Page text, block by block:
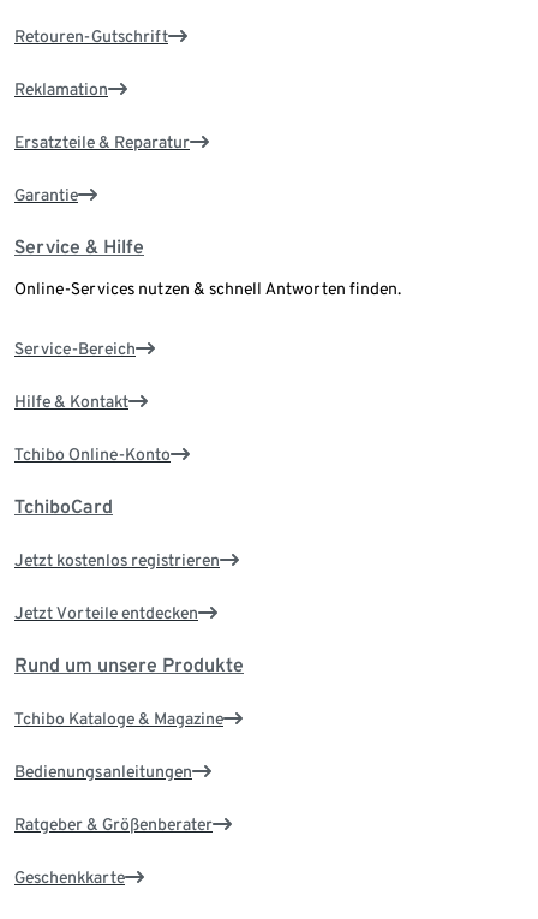
Retouren-Gutschrift
Reklamation
Ersatzteile & Reparatur
Garantie
Service & Hilfe
Online-Services nutzen & schnell Antworten finden.
Service-Bereich
Hilfe & Kontakt
Tchibo Online-Konto
TchiboCard
Jetzt kostenlos registrieren
Jetzt Vorteile entdecken
Rund um unsere Produkte
Tchibo Kataloge & Magazine
Bedienungsanleitungen
Ratgeber & Größenberater
Geschenkkarte